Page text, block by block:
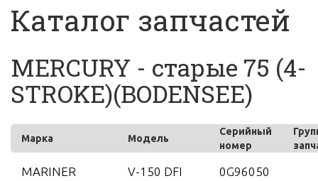
Каталог запчастей
MERCURY - старые 75 (4-
STROKE)(BODENSEE)
Марка Модель
Серийный
номер
MARINER
V-150 DFI
0G96050